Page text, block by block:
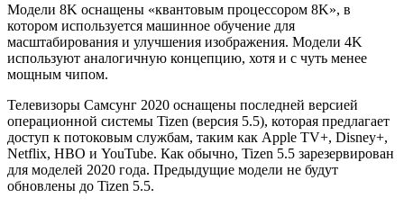
Модели 8K оснащены «квантовым процессором 8K», в
котором используется машинное обучение для
масштабирования и улучшения изображения. Модели 4K
используют аналогичную концепцию, хотя и с чуть менее
мощным чипом.
Телевизоры Самсунг 2020 оснащены последней версией
операционной системы Tizen (версия 5.5), которая предлагает
доступ к потоковым службам, таким как Apple TV+, Disney+,
Netflix, HBO и YouTube. Как обычно, Tizen 5.5 зарезервирован
для моделей 2020 года. Предыдущие модели не будут
обновлены до Tizen 5.5.